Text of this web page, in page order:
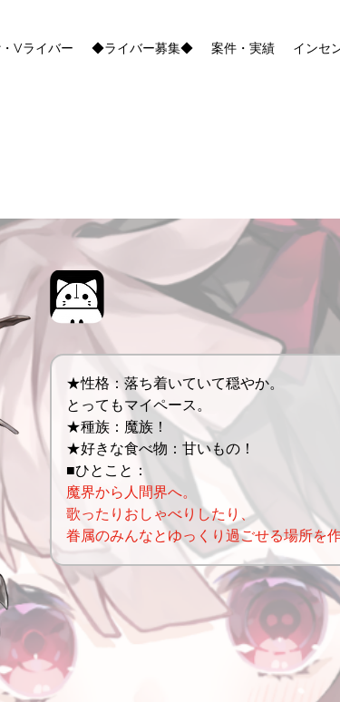
Vライバー ◆ライバー募集◆ 案件・実績 インセ
★性格：落ち着いていて穏やか。
とってもマイペース。
★種族：魔族！
★好きな食べ物：甘いもの！
■ひとこと：
魔界から人間界へ。
歌ったりおしゃべりしたり、
眷属のみんなとゆっくり過ごせる場所を